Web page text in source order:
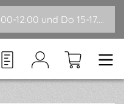
Telefonzeiten Mo,Di,Mi 10.00-12.00 und Do 15-17.00